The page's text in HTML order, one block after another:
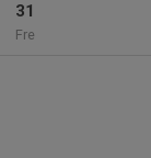
31
Fre